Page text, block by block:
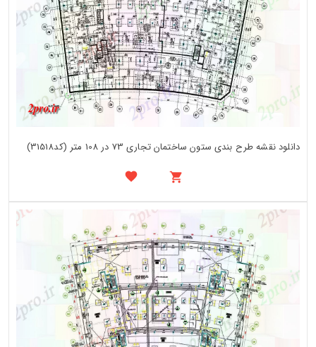
دانلود نقشه طرح بندی ستون ساختمان تجاری 73 در 108 متر (کد31518)